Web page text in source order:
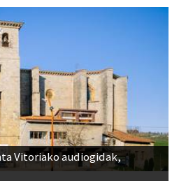
Vitoriako audiogidak,